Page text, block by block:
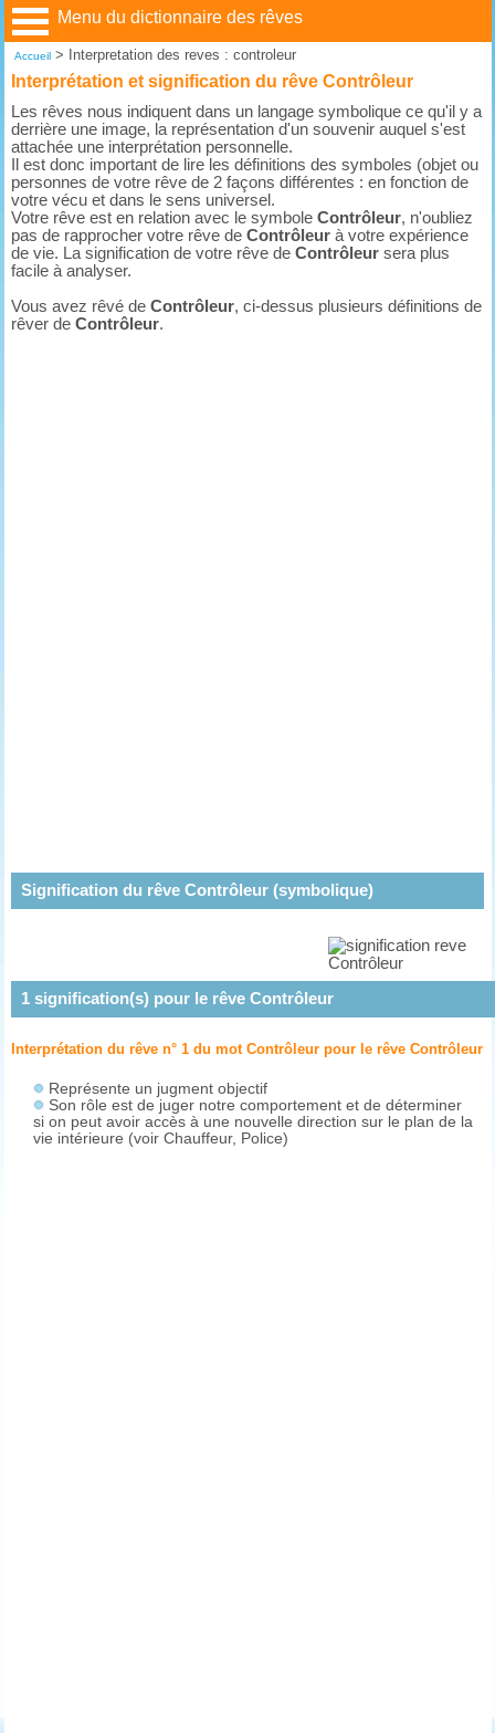
Menu du dictionnaire des rêves
Accueil> Interpretation des reves : controleur
Interprétation et signification du rêve Contrôleur
Les rêves nous indiquent dans un langage symbolique ce qu'il y a
derrière une image, la représentation d'un souvenir auquel s'est
attachée une interprétation personnelle.
Il est donc important de lire les définitions des symboles (objet ou
personnes de votre rêve de 2 façons différentes : en fonction de
votre vécu et dans le sens universel.
Votre rêve est en relation avec le symboleContrôleur, n'oubliez
pas de rapprocher votre rêve deContrôleur à votre expérience
de vie. La signification de votre rêve deContrôleur sera plus
facile à analyser.
Vous avez rêvé deContrôleur, ci-dessus plusieurs définitions de
rêver deContrôleur.
Signification du rêve Contrôleur (symbolique)
1signification(s) pour le rêve Contrôleur
Interprétation du rêve n° 1 du mot Contrôleur pour le rêveContrôleur
Représente un jugment objectif
Son rôle est de juger notre comportement et de déterminer
si on peut avoir accès à une nouvelle direction sur le plan de la
vie intérieure (voir Chauffeur, Police)